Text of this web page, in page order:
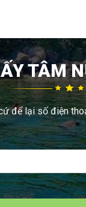
TÂM
để lại số điện